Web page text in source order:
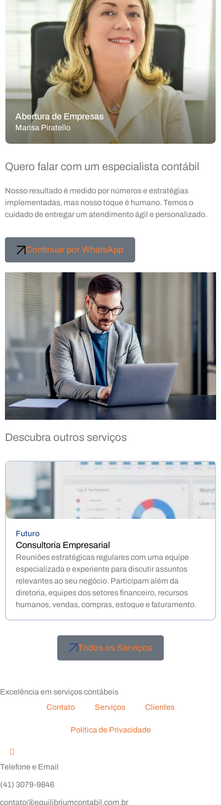
Abertura de Empresas
Marisa Piratello
Quero falar com um especialista contábil
Nosso resultado é medido por números e estratégias
implementadas, mas nosso toque é humano. Temos o
cuidado de entregar um atendimento ágil e personalizado.
Continuar por WhatsApp
Descubra outros serviços
Futuro
Consultoria Empresarial
Reuniões estratégicas regulares com uma equipe
especializada e experiente para discutir assuntos
relevantes ao seu negócio. Participam além da
diretoria, equipes dos setores financeiro, recursos
humanos, vendas, compras, estoque e faturamento.
Todos os Serviços
Excelência em serviços contábeis
Contato
Serviços Clientes
Política de Privacidade
Telefone e Email
(41) 3079-9846
contato@equilibriumcontabil.com.br